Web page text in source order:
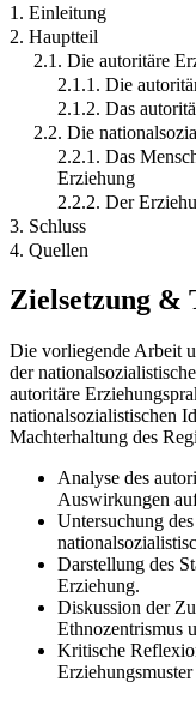
1. Einleitung
2. Hauptteil
2.1. Die autoritäre
2.1.1. Die
2.1.2. Das
2.2. Die
2.2.1. Das
Erziehung
2.2.2. Der
3. Schluss
4. Quellen
Zielsetzung &
Die vorliegende Arbeit
der
autoritäre
nationalsozialistischen
Machterhaltung des
Analyse des
Auswirkungen
Untersuchung
Darstellung des
Erziehung.
Diskussion der
Ethnozentrismus
Kritische